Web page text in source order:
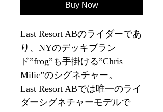
Buy Now
Last Resort ABのライダーであ
り、NYのデッキブラン
ド”frog”も手掛ける”Chris
Milic”のシグネチャー。
Last Resort ABでは唯一のライ
ダーシグネチャーモデルで